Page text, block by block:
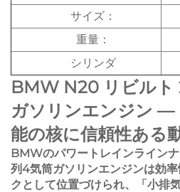
サイズ：
重量：
シリンダ
BMW N20 リビルト
ガソリンエンジン
能の核に信頼性ある
BMWのパワートレインライン
列4気筒ガソリンエンジンは効
クとして位置づけられ、「小排